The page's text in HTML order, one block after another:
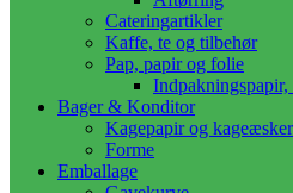
Cateringartikler
Kaffe, te og tilbehør
Pap, papir og folie
Bager & Konditor
Kagepapir og kageæsker
Forme
Emballage